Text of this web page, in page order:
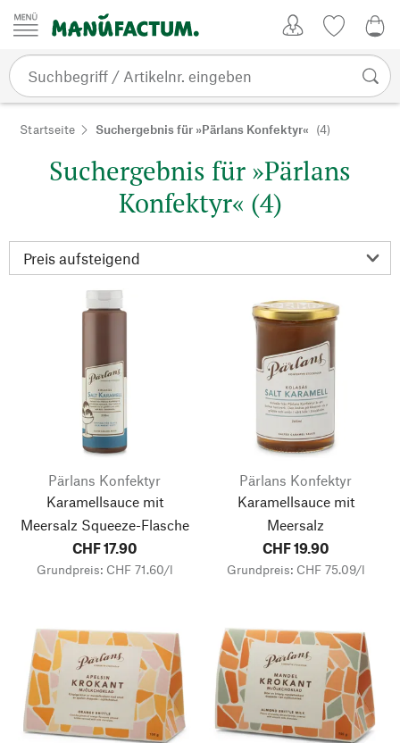
Zum Inhalt springen
Startseite Suchergebnis für »Pärlans Konfektyr« (4)
Suchergebnis für »Pärlans
Konfektyr« (4)
Pärlans Konfektyr
Karamellsauce mit
Meersalz Squeeze-Flasche
CHF 17.90
Grundpreis: CHF 71.60/l
Pärlans Konfektyr
Karamellsauce mit
Meersalz
CHF 19.90
Grundpreis: CHF 75.09/l